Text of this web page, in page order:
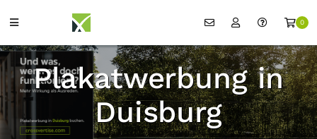
0
Plakatwerbung in
Duisburg